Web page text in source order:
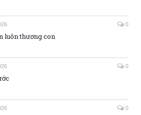
0
luôn thương con
0
0